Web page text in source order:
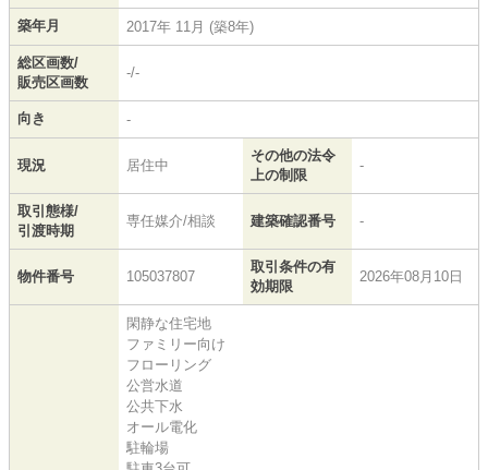
築年月 2017年 11月 (築8年)
総区画数/
販売区画数
-/-
向き -
現況 居住中
その他の法令
上の制限
-
取引態様/
引渡時期
専任媒介/相談 建築確認番号 -
物件番号 105037807
取引条件の有
効期限
2026年08月10日
閑静な住宅地
ファミリー向け
フローリング
公営水道
公共下水
オール電化
駐輪場